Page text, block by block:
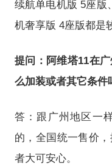
续航单电机版 5座版
机奢享版 4座版都是
提问：阿维塔11在
么加装或者其它条件
答：跟广州地区一
的，全国统一售价
者大可安心。